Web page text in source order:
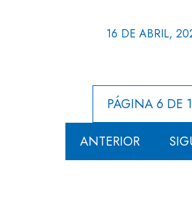
16 DE ABRIL,
PÁGINA 6 DE
ANTERIOR